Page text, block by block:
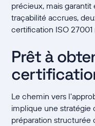
précieux, mais
traçabilité accrues,
certification ISO 27001
Prêt à
Le chemin vers
implique une stratégie
préparation structurée